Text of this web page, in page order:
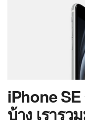
iPhone
บ้าง เรารว